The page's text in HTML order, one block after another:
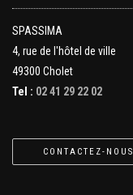
SPASSIMA
4, rue de l'hôtel de ville
49300 Cholet
Tel : 02 41 29 22 02
CONTACTEZ-NOUS